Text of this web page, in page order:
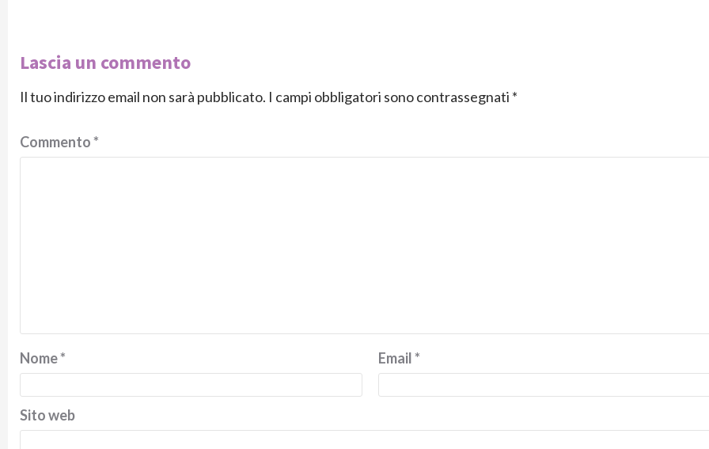
Lascia un commento
Il tuo indirizzo email non sarà pubblicato. I campi obbligatori sono contrassegnati *
Commento*
Nome* Email*
Sito web